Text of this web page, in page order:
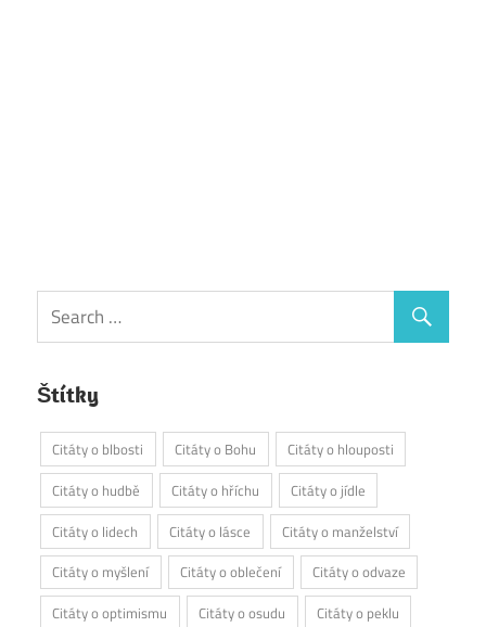
Štítky
Citáty o blbosti Citáty o Bohu
Citáty o hlouposti
Citáty o hudbě
Citáty o hříchu
Citáty o jídle
Citáty o lidech
Citáty o lásce
Citáty o manželství
Citáty o myšlení
Citáty o oblečení
Citáty o odvaze
Citáty o optimismu
Citáty o osudu Citáty o peklu